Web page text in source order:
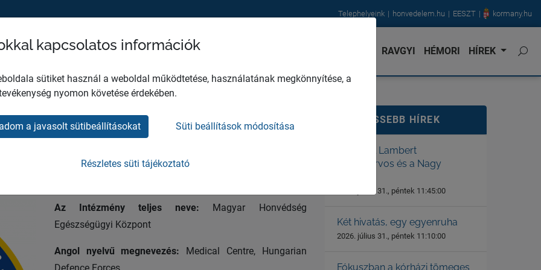
Telephelyeink honvedelem.hu EESZT kormany.hu
MH EGÉSZSÉGÜGYI KÖZPONT RAVGYI HÉMORI HÍREK
Az Intézmény teljes neve: Magyar Honvédség
Egészségügyi Központ
Angol nyelvű megnevezés: Medical Centre, Hungarian
LEGFRISSEBB HÍREK
Dr. Gerstl Lambert
főtörzsorvos és a Nagy
2026. július 31., péntek 11:45:00
Két hivatás, egy egyenruha
2026. július 31., péntek 11:10:00
Fókuszban a kórházi tömeges
kapcsolatos információk
sütiket használ a weboldal működtetése, használatának megkönnyítése, a
nyomon követése érdekében.
a javasolt sütibeállításokat Süti beállítások módosítása
Részletes süti tájékoztató